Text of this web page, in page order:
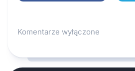
Komentarze wyłączone